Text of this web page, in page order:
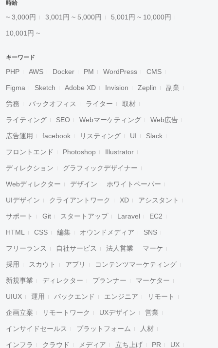
時給
~ 3,000円 3,001円 ~ 5,000円 5,001円 ~ 10,000円
10,001円 ~
キーワード
PHP AWS Docker PM WordPress CMS
Figma Sketch Adobe XD Invision Zeplin 副業
労務 バックオフィス ライター 取材
ライティング SEO Webマーケティング Web広告
広告運用 facebook リスティング UI Slack
フロントエンド Photoshop Illustrator
ディレクション グラフィックデザイナー
Webディレクター デザイン ホワイトペーパー
UIデザイン クライアントワーク XD アシスタント
サポート Git スタートアップ Laravel EC2
HTML CSS 編集 オウンドメディア SNS
フリーランス 自社サービス 法人営業 マーケ
採用 スカウト アプリ コンテンツマーケティング
新規事業 ディレクター プランナー マーケター
UIUX 運用 バックエンド エンジニア リモート
企画立案 リモートワーク UXデザイン 営業
インサイドセールス プラットフォーム 人材
インフラ クラウド メディア 立ち上げ PR UX